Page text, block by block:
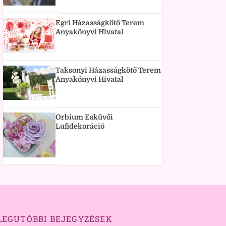
Egri Házasságkötő Terem
Anyakönyvi Hivatal
Taksonyi Házasságkötő Terem
Anyakönyvi Hivatal
Orbium Esküvői
Lufidekoráció
BEJEGYZÉSEK